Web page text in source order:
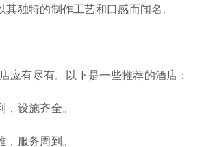
独特的制作工艺和口感而闻名。
应有尽有。以下是一些推荐的酒店：
设施齐全。
服务周到。